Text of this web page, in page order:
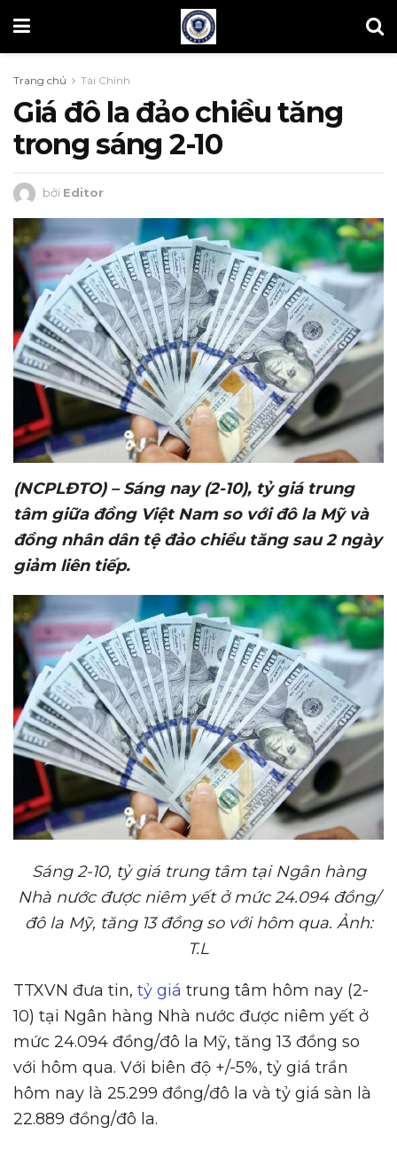
Trang chủ Tài Chính
Giá đô la đảo chiều tăng
trong sáng 2-10
bởi Editor
(NCPLĐTO) – Sáng nay (2-10), tỷgiá trung
tâm giữa đồng Việt Nam so với đô la Mỹvà
đồng nhân dân tệđảo chiều tăng sau 2 ngày
giảm liên tiếp.
Sáng 2-10, tỷgiá trung tâm tại Ngân hàng
Nhà nước được niêm yếtởmức 24.094 đồng/
đô la Mỹ, tăng 13 đồng so với hôm qua. Ảnh:
T.L
TTXVN đưa tin, tỷ giá trung tâm hôm nay (2-
10) tại Ngân hàng Nhà nước được niêm yết ở
mức 24.094 đồng/đô la Mỹ, tăng 13 đồng so
với hôm qua. Với biên độ +/-5%, tỷ giá trần
hôm nay là 25.299 đồng/đô la và tỷ giá sàn là
22.889 đồng/đô la.